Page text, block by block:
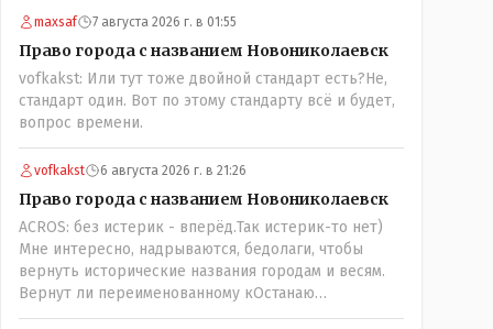
maxsaf 7 августа 2026 г. в 01:55
Право города с названием Новониколаевск
vofkakst: Или тут тоже двойной стандарт есть?Не,
стандарт один. Вот по этому стандарту всё и будет,
вопрос времени.
vofkakst 6 августа 2026 г. в 21:26
Право города с названием Новониколаевск
ACROS: без истерик - вперёд.Так истерик-то нет)
Мне интересно, надрываются, бедолаги, чтобы
вернуть исторические названия городам и весям.
Вернут ли переименованному кОстанаю
историческое имя? Ведь для этого же эти она..